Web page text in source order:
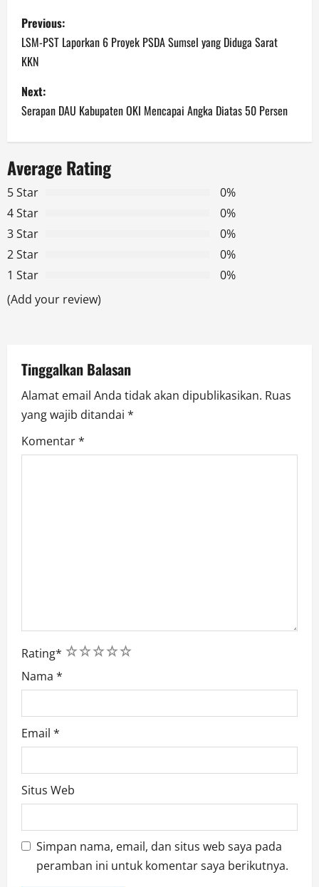
P
o
s
t
n
a
v
i
g
a
o
n
Previous:
LSM-PST Laporkan 6 Proyek PSDA Sumsel yang Diduga Sarat
KKN
Next:
Serapan DAU Kabupaten OKI Mencapai Angka Diatas 50 Persen
Average Rating
5 Star
0%
4 Star
0%
3 Star
0%
2 Star
0%
1 Star
0%
(Add your review)
Tinggalkan Balasan
Alamat email Anda tidak akan dipublikasikan. Ruas
yang wajib ditandai *
Komentar*
Rating* 5
4
3
2
1
Nama *
Email *
Situs Web
Simpan nama, email, dan situs web saya pada
peramban ini untuk komentar saya berikutnya.